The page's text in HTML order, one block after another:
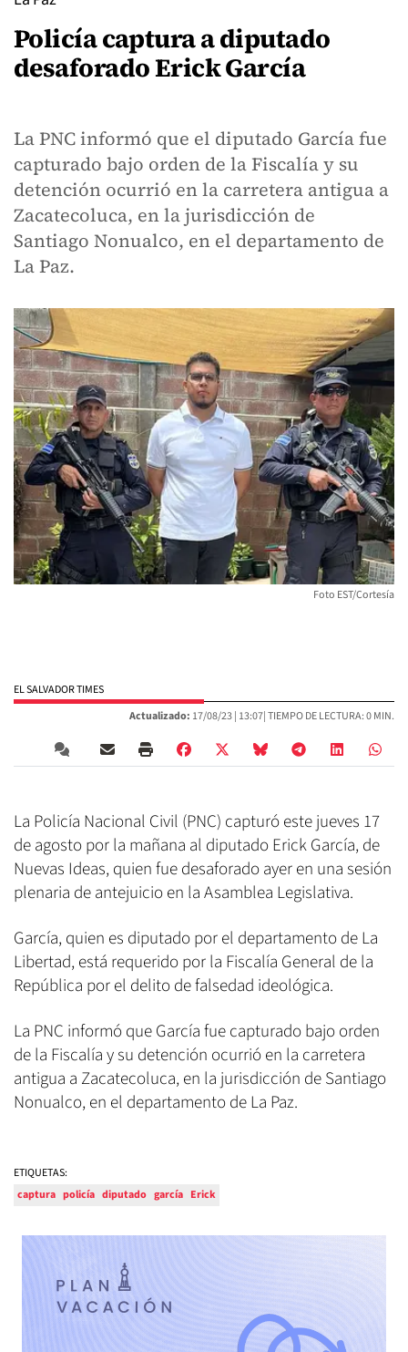
Policía captura a diputado
desaforado Erick García
La PNC informó que el diputado García fue
capturado bajo orden de la Fiscalía y su
detención ocurrió en la carretera antigua a
Zacatecoluca, en la jurisdicción de
Santiago Nonualco, en el departamento de
La Paz.
Foto EST/Cortesía
EL SALVADOR TIMES
Actualizado: 17/08/23 | 13:07| TIEMPO DE LECTURA: 0 MIN.
La Policía Nacional Civil (PNC) capturó este jueves 17
de agosto por la mañana al diputado Erick García, de
Nuevas Ideas, quien fue desaforado ayer en una sesión
plenaria de antejuicio en la Asamblea Legislativa.
García, quien es diputado por el departamento de La
Libertad, está requerido por la Fiscalía General de la
República por el delito de falsedad ideológica.
La PNC informó que García fue capturado bajo orden
de la Fiscalía y su detención ocurrió en la carretera
antigua a Zacatecoluca, en la jurisdicción de Santiago
Nonualco, en el departamento de La Paz.
ETIQUETAS:
captura policía diputado garcía Erick